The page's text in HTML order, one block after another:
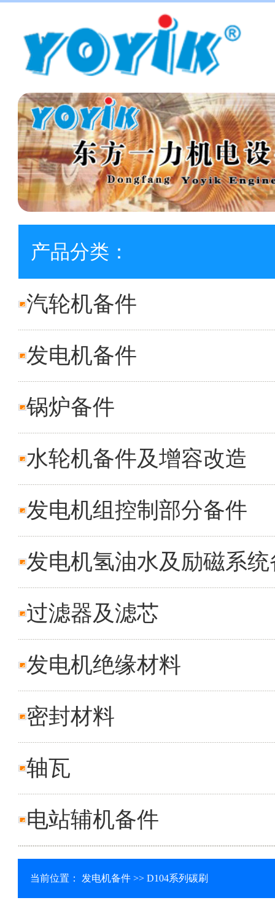
产品分类：
汽轮机备件
发电机备件
锅炉备件
水轮机备件及增容改造
发电机组控制部分备件
发电机氢油水及励磁系统
过滤器及滤芯
发电机绝缘材料
密封材料
轴瓦
电站辅机备件
当前位置： 发电机备件 >> D104系列碳刷